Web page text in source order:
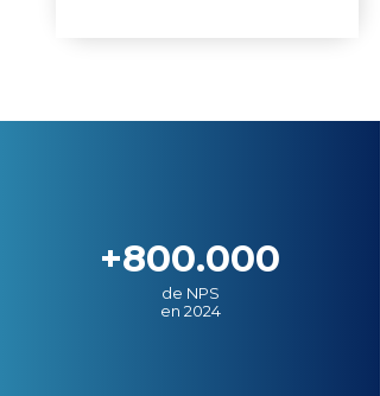
+800.000
de NPS
en 2024